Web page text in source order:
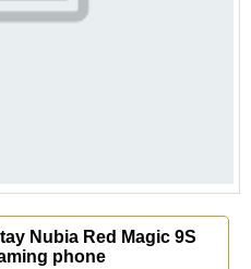
Nubia Red Magic 9S
phone